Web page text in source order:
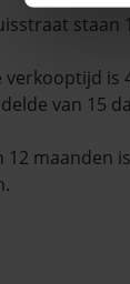
staan
verkooptijd is
van 15
12 maanden